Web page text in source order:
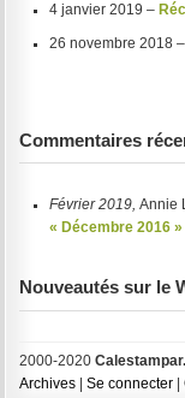
4 janvier 2019 –
26 novembre 2018 –
Commentaires
Février 2019, Annie
« Décembre 2016 »
Nouveautés sur le
2000-2020
Archives |Se connecter |